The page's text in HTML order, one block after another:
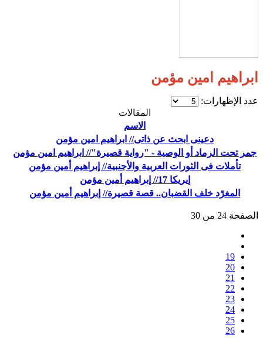
ابراهيم امين مؤمن
عدد الإظهارات:
المقالات
الاسم
دعينى ابحث عن ذاتى// ابراهيم امين مؤمن
جمر تحت الرماد أو الوصية - "رواية قصيرة"// ابراهيم امين مؤمن
تأملات فى الثورات العربية والأجنبية// إبراهيم أمين مؤمن
إيريكا 17// إبراهيم أمين مؤمن
المغرّد خلف القضبان.. قصة قصيرة// إبراهيم أمين مؤمن
الصفحة 24 من 30
19
20
21
22
23
24
25
26